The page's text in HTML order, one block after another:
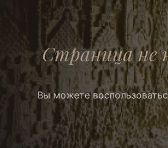
Страница не
Вы можете